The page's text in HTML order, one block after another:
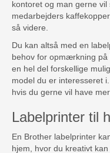
kontoret og man gerne
medarbejders
så videre.
Du kan altså med en
behov for opmærkning
en hel del forskellige
model du er interesseret
hvis du gerne vil have
Labelprinter til
En Brother labelprinter
hjem, hvor du kreativt